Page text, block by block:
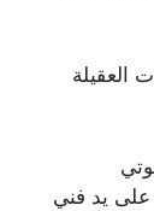
العقيلة
على يد فني